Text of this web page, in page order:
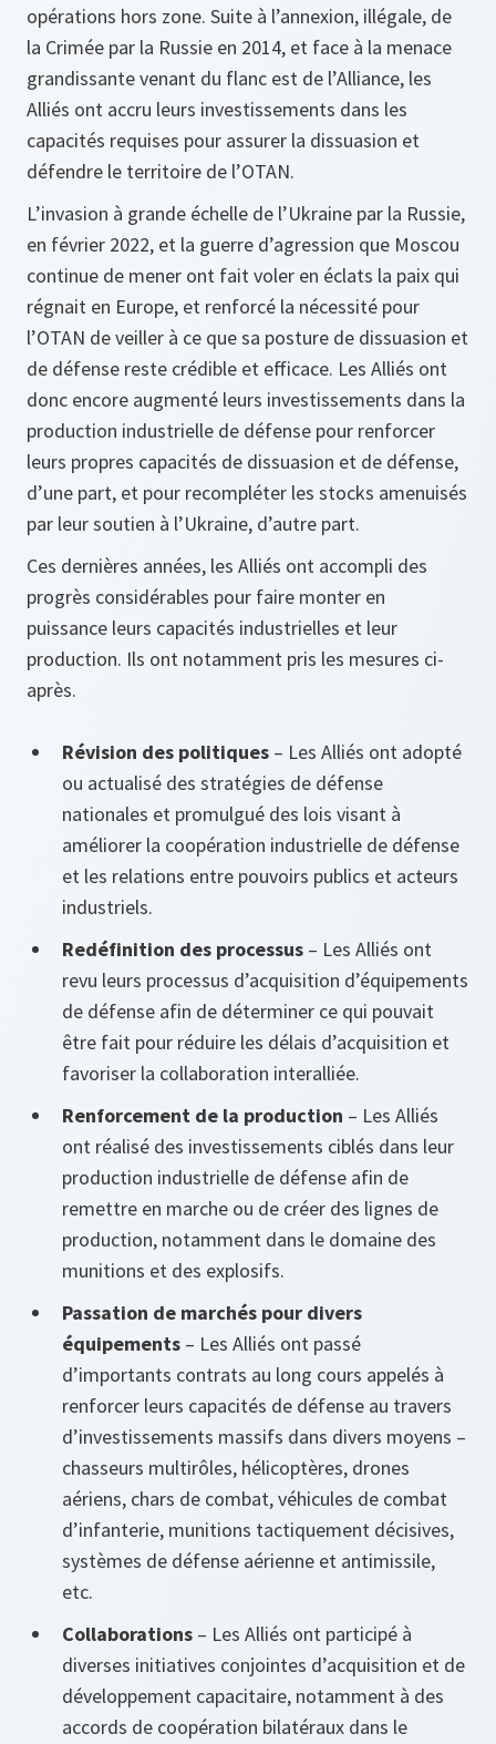
opérations hors zone. Suite à l’annexion, illégale, de
la Crimée par la Russie en 2014, et face à la menace
grandissante venant du flanc est de l’Alliance, les
Alliés ont accru leurs investissements dans les
capacités requises pour assurer la dissuasion et
défendre le territoire de l’OTAN.
L’invasion à grande échelle de l’Ukraine par la Russie,
en février 2022, et la guerre d’agression que Moscou
continue de mener ont fait voler en éclats la paix qui
régnait en Europe, et renforcé la nécessité pour
l’OTAN de veiller à ce que sa posture de dissuasion et
de défense reste crédible et efficace. Les Alliés ont
donc encore augmenté leurs investissements dans la
production industrielle de défense pour renforcer
leurs propres capacités de dissuasion et de défense,
d’une part, et pour recompléter les stocks amenuisés
par leur soutien à l’Ukraine, d’autre part.
Ces dernières années, les Alliés ont accompli des
progrès considérables pour faire monter en
puissance leurs capacités industrielles et leur
production. Ils ont notamment pris les mesures ci-
après.
Révision des politiques – Les Alliés ont adopté
ou actualisé des stratégies de défense
nationales et promulgué des lois visant à
améliorer la coopération industrielle de défense
et les relations entre pouvoirs publics et acteurs
industriels.
Redéfinition des processus – Les Alliés ont
revu leurs processus d’acquisition d’équipements
de défense afin de déterminer ce qui pouvait
être fait pour réduire les délais d’acquisition et
favoriser la collaboration interalliée.
Renforcement de la production – Les Alliés
ont réalisé des investissements ciblés dans leur
production industrielle de défense afin de
remettre en marche ou de créer des lignes de
production, notamment dans le domaine des
munitions et des explosifs.
Passation de marchés pour divers
équipements – Les Alliés ont passé
d’importants contrats au long cours appelés à
renforcer leurs capacités de défense au travers
d’investissements massifs dans divers moyens –
chasseurs multirôles, hélicoptères, drones
aériens, chars de combat, véhicules de combat
d’infanterie, munitions tactiquement décisives,
systèmes de défense aérienne et antimissile,
etc.
Collaborations – Les Alliés ont participé à
diverses initiatives conjointes d’acquisition et de
développement capacitaire, notamment à des
accords de coopération bilatéraux dans le